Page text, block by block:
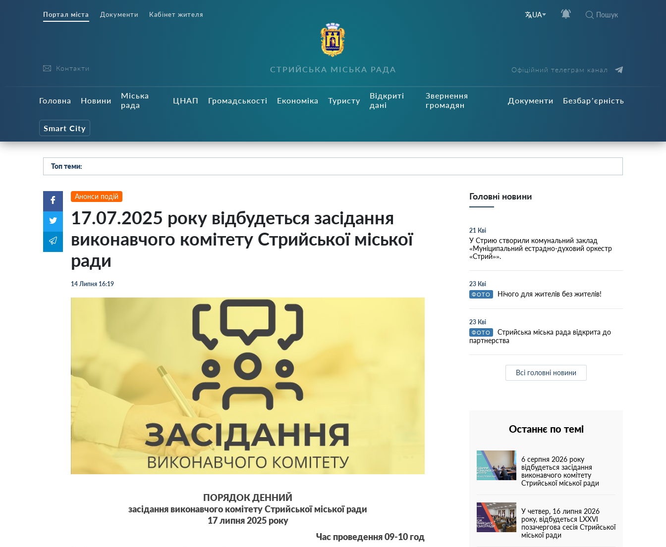
Портал міста Документи Кабінет жителя UA Пошук
Контакти СТРИЙСЬКА МІСЬКА РАДА Офіційний телеграм канал
Головна Новини
Міська
рада
ЦНАП Громадськості Економіка Туристу
Відкриті
дані
Звернення
громадян
Документи Безбар’єрність
Smart City
Топ теми:
Анонси подій
17.07.2025 року відбудеться засідання
виконавчого комітету Стрийської міської
ради
14 Липня 16:19
ПОРЯДОК ДЕННИЙ
засідання виконавчого комітету Стрийської міської ради
17 липня 2025 року
Час проведення 09-10 год
Головні новини
21 Кві
У Стрию створили комунальний заклад
«Муніципальний естрадно-духовий оркестр
«Стрий»».
23 Кві
ФОТО Нічого для жителів без жителів!
23 Кві
ФОТО
Стрийська міська рада відкрита до
партнерства
Всі головні новини
Останнє по темі
6 серпня 2026 року
відбудеться засідання
виконавчого комітету
Стрийської міської ради
У четвер, 16 липня 2026
року, відбудеться LХХVІ
позачергова сесія Стрийської
міської ради